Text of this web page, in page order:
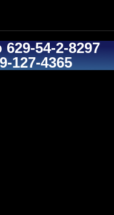
54-2-8297
127-4365